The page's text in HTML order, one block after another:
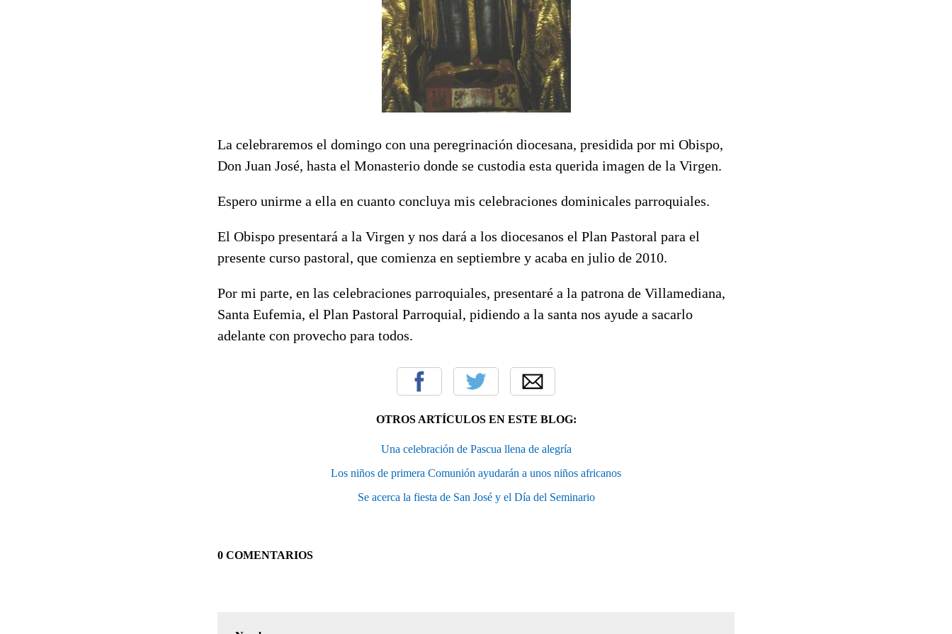
La celebraremos el domingo con una peregrinación diocesana, presidida por mi Obispo,
Don Juan José, hasta el Monasterio donde se custodia esta querida imagen de la Virgen.
Espero unirme a ella en cuanto concluya mis celebraciones dominicales parroquiales.
El Obispo presentará a la Virgen y nos dará a los diocesanos el Plan Pastoral para el
presente curso pastoral, que comienza en septiembre y acaba en julio de 2010.
Por mi parte, en las celebraciones parroquiales, presentaré a la patrona de Villamediana,
Santa Eufemia, el Plan Pastoral Parroquial, pidiendo a la santa nos ayude a sacarlo
adelante con provecho para todos.
OTROS ARTÍCULOS EN ESTE BLOG:
Una celebración de Pascua llena de alegría
Los niños de primera Comunión ayudarán a unos niños africanos
Se acerca la fiesta de San José y el Día del Seminario
0 COMENTARIOS